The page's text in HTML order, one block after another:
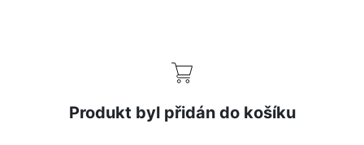
Produkt byl přidán do košíku